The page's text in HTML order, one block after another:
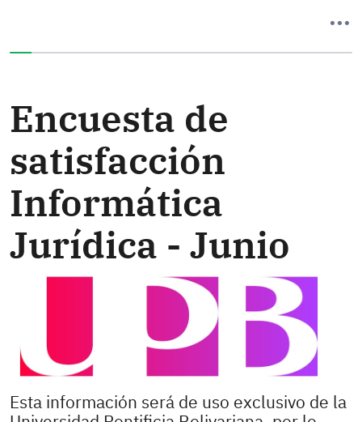
Encuesta de
satisfacción
Informática
Jurídica - Junio
Esta información será de uso exclusivo de la